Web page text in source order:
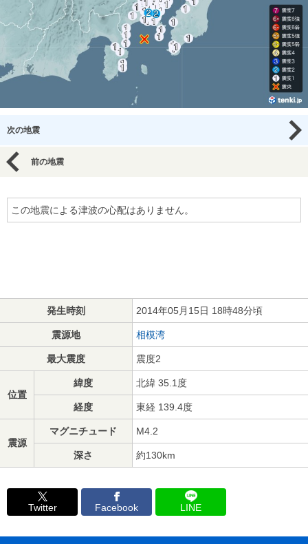
次の地震
前の地震
この地震による津波の心配はありません。
発生時刻 2014年05月15日 18時48分頃
震源地 相模湾
最大震度 震度2
位置
緯度 北緯 35.1度
経度 東経 139.4度
震源
マグニチュード M4.2
深さ 約130km
Twitter Facebook LINE